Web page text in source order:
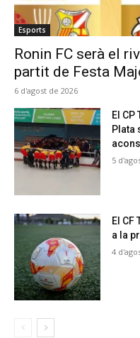
Esports
Ronin FC serà el
partit de Festa
6 d'agost de 2026
El
Plata
5
El CF
a la
4